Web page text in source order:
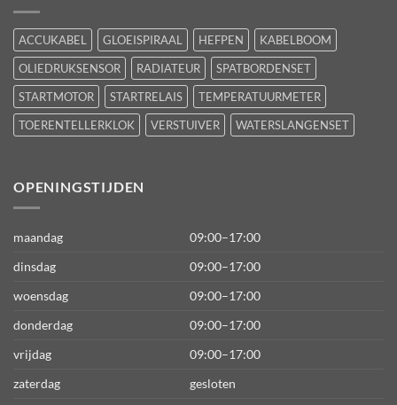
ACCUKABEL GLOEISPIRAAL HEFPEN
KABELBOOM
OLIEDRUKSENSOR
RADIATEUR
SPATBORDENSET
STARTMOTOR
STARTRELAIS
TEMPERATUURMETER
TOERENTELLERKLOK
VERSTUIVER WATERSLANGENSET
OPENINGSTIJDEN
maandag
09:00–17:00
dinsdag
09:00–17:00
woensdag
09:00–17:00
donderdag
09:00–17:00
vrijdag
09:00–17:00
zaterdag
gesloten